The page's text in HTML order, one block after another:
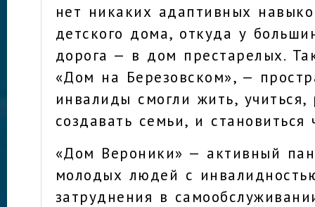
нет никаких адаптивных
детского дома, откуда у
дорога — в дом престарелых.
«Дом на Березовском», —
инвалиды смогли жить, учиться,
создавать семьи, и
«Дом Вероники» — активный
молодых людей с
затруднения в